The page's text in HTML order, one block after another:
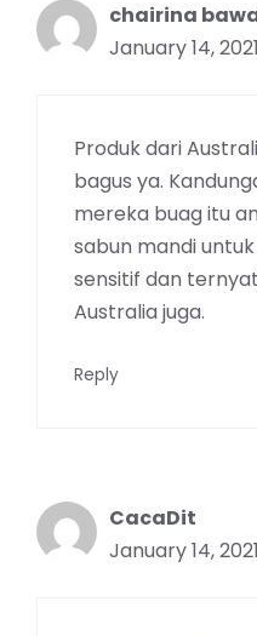
chairina
January 14,
Produk dari
bagus ya.
mereka buag itu
sabun mandi
sensitif dan
Australia juga.
Reply
CacaDit
January 14,